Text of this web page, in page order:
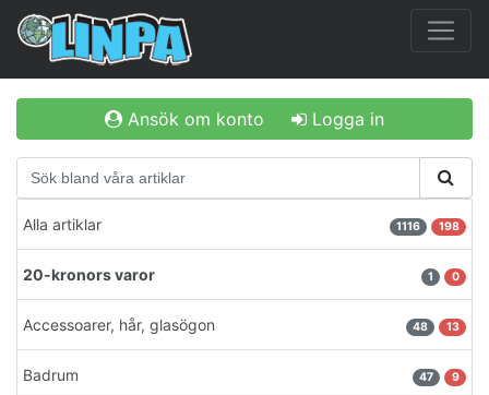
Ansök om konto Logga in
Alla artiklar 1116 198
20-kronors varor 1 0
Accessoarer, hår, glasögon 48 13
Badrum 47 9